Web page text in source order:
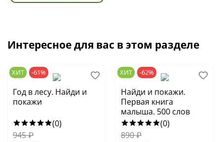
Интересное для вас в этом разделе
ХИТ -61%
Год в лесу. Найди и
покажи
(0)
945₽
ХИТ -62%
Найди и покажи.
Первая книга
малыша. 500 слов
(0)
890₽